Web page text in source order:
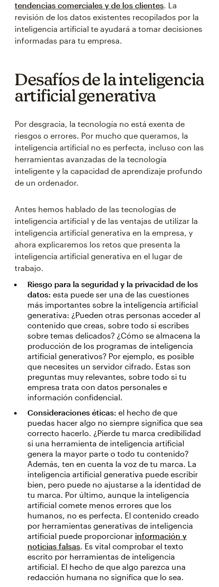
tendencias comerciales y de los clientes. La
revisión de los datos existentes recopilados por la
inteligencia artificial te ayudará a tomar decisiones
informadas para tu empresa.
Desafíos de la inteligencia
artificial generativa
Por desgracia, la tecnología no está exenta de
riesgos o errores. Por mucho que queramos, la
inteligencia artificial no es perfecta, incluso con las
herramientas avanzadas de la tecnología
inteligente y la capacidad de aprendizaje profundo
de un ordenador.
Antes hemos hablado de las tecnologías de
inteligencia artificial y de las ventajas de utilizar la
inteligencia artificial generativa en la empresa, y
ahora explicaremos los retos que presenta la
inteligencia artificial generativa en el lugar de
trabajo.
Riesgo para la seguridad y la privacidad de los
datos: esta puede ser una de las cuestiones
más importantes sobre la inteligencia artificial
generativa: ¿Pueden otras personas acceder al
contenido que creas, sobre todo si escribes
sobre temas delicados? ¿Cómo se almacena la
producción de los programas de inteligencia
artificial generativos? Por ejemplo, es posible
que necesites un servidor cifrado. Estas son
preguntas muy relevantes, sobre todo si tu
empresa trata con datos personales e
información confidencial.
Consideraciones éticas: el hecho de que
puedas hacer algo no siempre significa que sea
correcto hacerlo. ¿Pierde tu marca credibilidad
si una herramienta de inteligencia artificial
genera la mayor parte o todo tu contenido?
Además, ten en cuenta la voz de tu marca. La
inteligencia artificial generativa puede escribir
bien, pero puede no ajustarse a la identidad de
tu marca. Por último, aunque la inteligencia
artificial comete menos errores que los
humanos, no es perfecta. El contenido creado
por herramientas generativas de inteligencia
artificial puede proporcionar información y
noticias falsas. Es vital comprobar el texto
escrito por herramientas de inteligencia
artificial. El hecho de que algo parezca una
redacción humana no significa que lo sea.